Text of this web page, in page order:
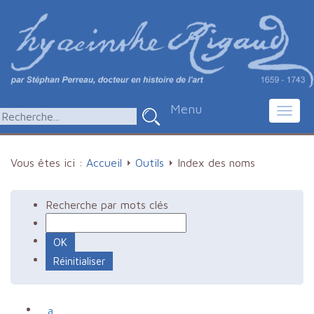
Menu
Vous êtes ici : Accueil Outils Index des noms
Recherche par mots clés
a